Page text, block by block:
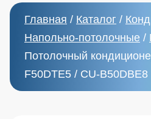
Главная / Каталог /
Напольно-потолочные /
Потолочный
F50DTE5 / CU-B50DBE8
Тепловое оборудование